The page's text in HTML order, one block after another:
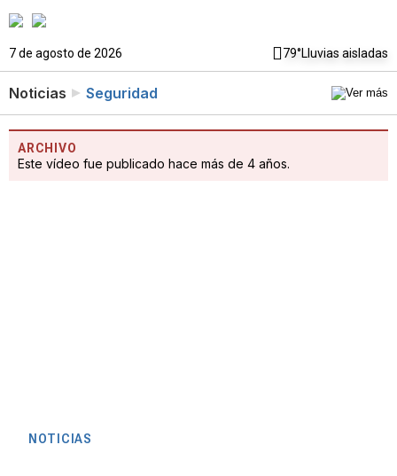
7 de agosto de 2026 79°Lluvias aisladas
Noticias Seguridad
ARCHIVO
Este vídeo fue publicado hace más de 4 años.
NOTICIAS